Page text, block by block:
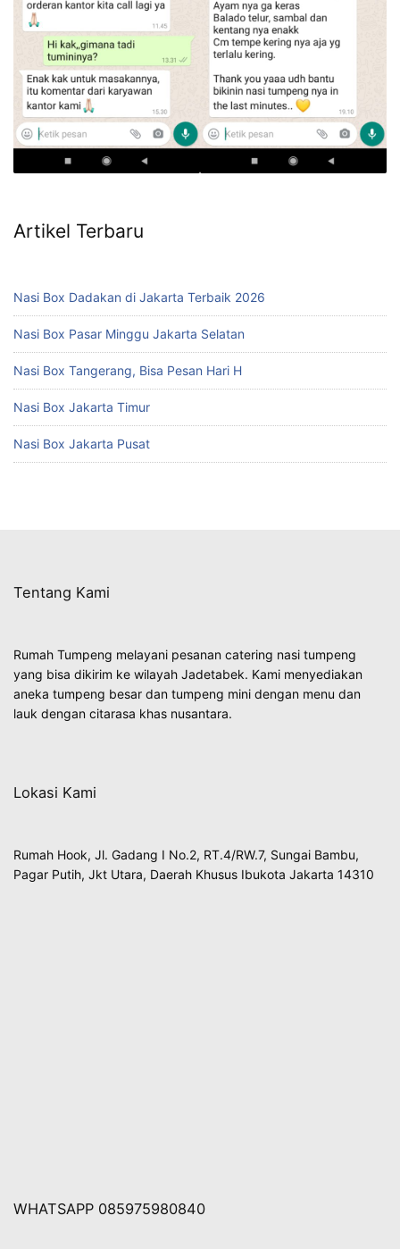
Artikel Terbaru
Nasi Box Dadakan di Jakarta Terbaik 2026
Nasi Box Pasar Minggu Jakarta Selatan
Nasi Box Tangerang, Bisa Pesan Hari H
Nasi Box Jakarta Timur
Nasi Box Jakarta Pusat
Tentang Kami
Rumah Tumpeng melayani pesanan catering nasi tumpeng
yang bisa dikirim ke wilayah Jadetabek. Kami menyediakan
aneka tumpeng besar dan tumpeng mini dengan menu dan
lauk dengan citarasa khas nusantara.
Lokasi Kami
Rumah Hook, Jl. Gadang I No.2, RT.4/RW.7, Sungai Bambu,
Pagar Putih, Jkt Utara, Daerah Khusus Ibukota Jakarta 14310
WHATSAPP 085975980840